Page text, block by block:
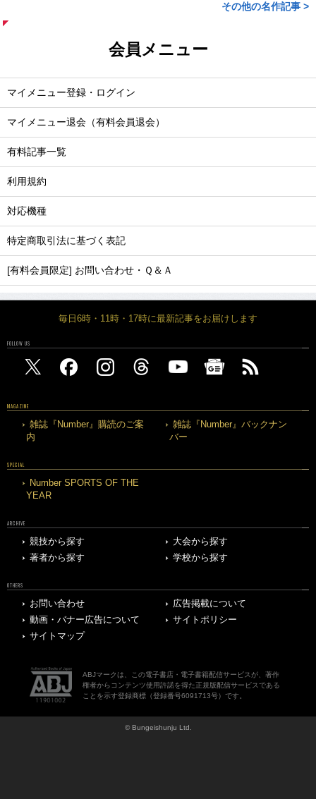
その他の名作記事 >
会員メニュー
マイメニュー登録・ログイン
マイメニュー退会（有料会員退会）
有料記事一覧
利用規約
対応機種
特定商取引法に基づく表記
[有料会員限定] お問い合わせ・Ｑ＆Ａ
毎日6時・11時・17時に最新記事をお届けします
FOLLOW US
MAGAZINE
雑誌『Number』購読のご案
内
雑誌『Number』バックナン
バー
SPECIAL
Number SPORTS OF THE
YEAR
ARCHIVE
競技から探す
大会から探す
著者から探す
学校から探す
OTHERS
お問い合わせ
広告掲載について
動画・バナー広告について
サイトポリシー
サイトマップ
ABJマークは、この電子書店・電子書籍配信サービスが、著作
権者からコンテンツ使用許諾を得た正規版配信サービスである
ことを示す登録商標（登録番号6091713号）です。
© Bungeishunju Ltd.